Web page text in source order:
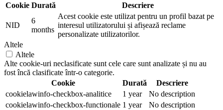
Cookie Durată Descriere
NID
6
months
Acest cookie este utilizat pentru un profil bazat pe
interesul utilizatorului și afișează reclame
personalizate utilizatorilor.
Altele
Altele
Alte cookie-uri neclasificate sunt cele care sunt analizate și nu au
fost încă clasificate într-o categorie.
Cookie
Durată
Descriere
cookielawinfo-checkbox-analitice
1 year
No description
cookielawinfo-checkbox-functionale 1 year
No description